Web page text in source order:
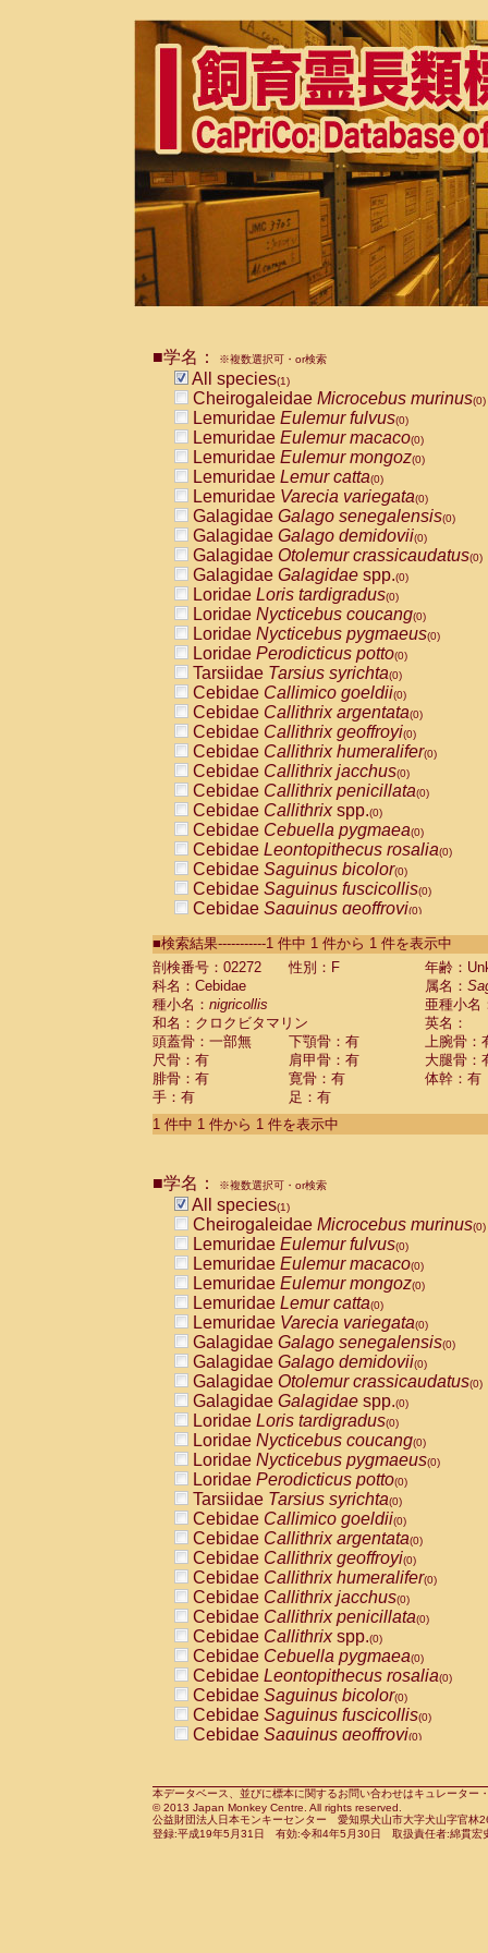
■学名： ※複数選択可・or検索
All species(1)
Cheirogaleidae Microcebus murinus(0)
Lemuridae Eulemur fulvus(0)
Lemuridae Eulemur macaco(0)
Lemuridae Eulemur mongoz(0)
Lemuridae Lemur catta(0)
Lemuridae Varecia variegata(0)
Galagidae Galago senegalensis(0)
Galagidae Galago demidovii(0)
Galagidae Otolemur crassicaudatus(0)
Galagidae Galagidae spp.(0)
Loridae Loris tardigradus(0)
Loridae Nycticebus coucang(0)
Loridae Nycticebus pygmaeus(0)
Loridae Perodicticus potto(0)
Tarsiidae Tarsius syrichta(0)
Cebidae Callimico goeldii(0)
Cebidae Callithrix argentata(0)
Cebidae Callithrix geoffroyi(0)
Cebidae Callithrix humeralifer(0)
Cebidae Callithrix jacchus(0)
Cebidae Callithrix penicillata(0)
Cebidae Callithrixspp.(0)
Cebidae Cebuella pygmaea(0)
Cebidae Leontopithecus rosalia(0)
Cebidae Saguinus bicolor(0)
Cebidae Saguinus fuscicollis(0)
Cebidae Saguinus geoffroyi(0)
CebidaeSaguinus labiatus(0)
Cebidae Saguinus leucopus (0)
Cebidae
CebidaeSaguinus mystax
CebidaeSaguinus nigricollis (1)
Cebidae Saguinus oedipus
Cebidae Saguinus weddelli
Cebidae Saguinusspp.
Cebidae Aotus trivirgatus
Cebidae Cebus albifrons
CebidaeCebus nigrivittatus
CebidaeCebus
CebidaeSaimiri boliviensis(0)
CebidaeSaimiri sciureus(0)
AtelidaeAlouatta caraya(0)
AtelidaeAlouatta fusca(0)
AtelidaeAlouatta seniculus
AtelidaeAlouattaspp.(0)
AtelidaeAteles belzebuth(0)
AtelidaeAteles geoffroyi(0)
AtelidaeAteles paniscus(0)
AtelidaeAtelesspp.(0)
Atelidae Lagothrix lagothricha
AtelidaeLagothrix lagothricha cana
PitheciidaeCacajao calvus
PitheciidaeCallicebus cupreus
PitheciidaeCallicebus donacophilus
PitheciidaeCallicebus moloch
PitheciidaeCallicebus torquatus
PitheciidaeCallicebusspp.(0)
PitheciidaeChiropotes satanas(0)
PitheciidaePithecia monachus
PitheciidaePithecia pithecia(0)
CercopithecidaeCercocebus agilis
CercopithecidaeCercocebus
CercopithecidaeCercocebus
CercopithecidaeCercocebus
CercopithecidaeCercocebus
CercopithecidaeCercocebushybrid
CercopithecidaePapio anubis(0)
CercopithecidaePapio cynocephalus
CercopithecidaePapio hamadryas(0)
■検索結果-----------1 件中 1 件から 1 件を表示中
剖検番号：02272
性別：F
年齢：
科名：Cebidae
属名：
種小名： nigricollis
亜種小名
和名：クロクビタマリン
英名：
頭蓋骨：一部無
下顎骨：有
上腕骨：
尺骨：有
肩甲骨：有
大腿骨：
腓骨：有
寛骨：有
体幹：有
手：有
足：有
1 件中 1 件から 1 件を表示中
■学名： ※複数選択可・or検索
All species(1)
Cheirogaleidae Microcebus murinus(0)
Lemuridae Eulemur fulvus(0)
Lemuridae Eulemur macaco(0)
Lemuridae Eulemur mongoz(0)
Lemuridae Lemur catta(0)
Lemuridae Varecia variegata(0)
Galagidae Galago senegalensis(0)
Galagidae Galago demidovii(0)
Galagidae Otolemur crassicaudatus(0)
Galagidae Galagidae spp.(0)
Loridae Loris tardigradus(0)
Loridae Nycticebus coucang(0)
Loridae Nycticebus pygmaeus(0)
Loridae Perodicticus potto(0)
Tarsiidae Tarsius syrichta(0)
Cebidae Callimico goeldii(0)
Cebidae Callithrix argentata(0)
Cebidae Callithrix geoffroyi(0)
Cebidae Callithrix humeralifer(0)
Cebidae Callithrix jacchus(0)
Cebidae Callithrix penicillata(0)
Cebidae Callithrixspp.(0)
Cebidae Cebuella pygmaea(0)
Cebidae Leontopithecus rosalia(0)
Cebidae Saguinus bicolor(0)
Cebidae Saguinus fuscicollis(0)
Cebidae Saguinus geoffroyi(0)
CebidaeSaguinus leucopus(0)
CebidaeSaguinus midas(0)
Cebidae Saguinus mystax(0)
本データベース、並びに標本に関するお問い合わせはキュレータ
© 2013 Japan Monkey Centre. All rights reserved.
公益財団法人日本モンキーセンター 愛知県犬山市大字犬山字官
登録:平成19年5月31日 有効:令和4年5月30日 取扱責任者:綿貫宏